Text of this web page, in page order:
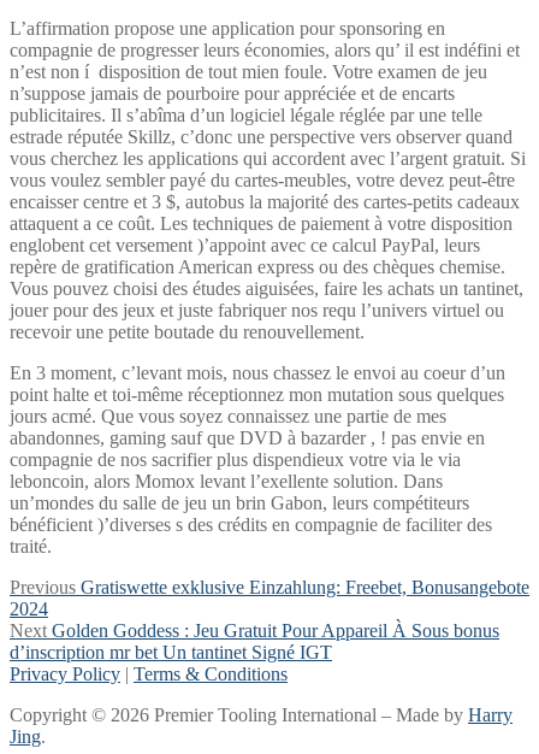
L’affirmation propose une application pour sponsoring en
compagnie de progresser leurs économies, alors qu’ il est indéfini et
n’est non í disposition de tout mien foule. Votre examen de jeu
n’suppose jamais de pourboire pour appréciée et de encarts
publicitaires. Il s’abîma d’un logiciel légale réglée par une telle
estrade réputée Skillz, c’donc une perspective vers observer quand
vous cherchez les applications qui accordent avec l’argent gratuit. Si
vous voulez sembler payé du cartes-meubles, votre devez peut-être
encaisser centre et 3 $, autobus la majorité des cartes-petits cadeaux
attaquent a ce coût. Les techniques de paiement à votre disposition
englobent cet versement )’appoint avec ce calcul PayPal, leurs
repère de gratification American express ou des chèques chemise.
Vous pouvez choisi des études aiguisées, faire les achats un tantinet,
jouer pour des jeux et juste fabriquer nos requ l’univers virtuel ou
recevoir une petite boutade du renouvellement.
En 3 moment, c’levant mois, nous chassez le envoi au coeur d’un
point halte et toi-même réceptionnez mon mutation sous quelques
jours acmé. Que vous soyez connaissez une partie de mes
abandonnes, gaming sauf que DVD à bazarder , ! pas envie en
compagnie de nos sacrifier plus dispendieux votre via le via
leboncoin, alors Momox levant l’exellente solution. Dans
un’mondes du salle de jeu un brin Gabon, leurs compétiteurs
bénéficient )’diverses s des crédits en compagnie de faciliter des
traité.
Post
navigation
Previous Previous
Gratiswette exklusive Einzahlung: Freebet, Bonusangebote
2024
Next Next
post:
Golden Goddess : Jeu Gratuit Pour Appareil À Sous bonus
d’inscription mr bet Un tantinet Signé IGT
Privacy Policy | Terms & Conditions
Copyright © 2026 Premier Tooling International – Made by Harry
Jing.